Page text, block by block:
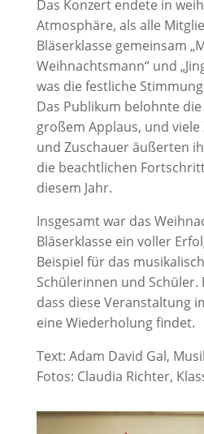
Das Konzert endete in
Atmosphäre, als alle
Bläserklasse gemeinsam
Weihnachtsmann“ und
was die festliche
Das Publikum belohnte
großem Applaus, und
und Zuschauer äußerten
die beachtlichen
diesem Jahr.
Insgesamt war das
Bläserklasse ein voller
Beispiel für das
Schülerinnen und Schüler.
dass diese Veranstaltung
eine Wiederholung findet.
Text: Adam David Gal,
Fotos: Claudia Richter,